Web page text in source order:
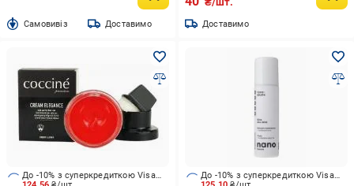
Cамовивіз Доставимо Доставимо
До -10% з суперкредиткою Visa Вигода До -10% з суперкредиткою Visa Вигода